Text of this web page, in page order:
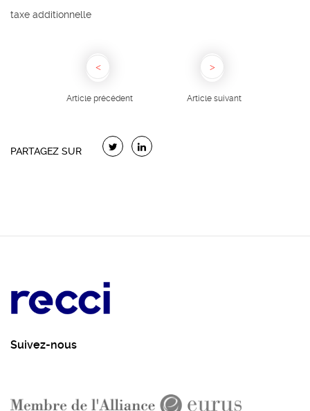
taxe additionnelle
Article précédent Article suivant
PARTAGEZ SUR
Suivez-nous